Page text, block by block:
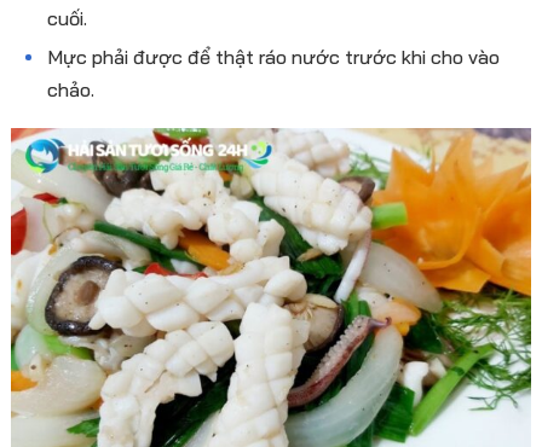
cuối.
Mực phải được để thật ráo nước trước khi cho vào
chảo.